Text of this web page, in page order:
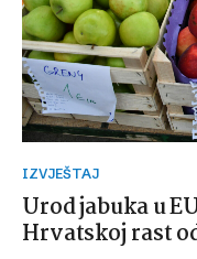
IZVJEŠTAJ
Urod jabuka u
Hrvatskoj rast